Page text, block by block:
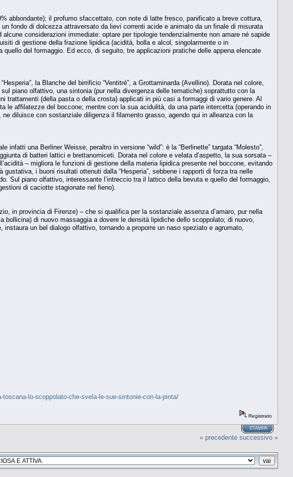
abbondante); il profumo sfaccettato, con note di latte fresco, panificato a breve cottura,
fondo di dolcezza attraversato da lievi correnti acide e animato da un finale di misurata
considerazioni immediate: optare per tipologie tendenzialmente non amare né sapide
di gestione della frazione lipidica (acidità, bolla e alcol, singolarmente o in
del formaggio. Ed ecco, di seguito, tre applicazioni pratiche delle appena elencate
la Blanche del birrificio “Ventitré”, a Grottaminarda (Avellino). Dorata nel colore,
piano olfattivo, una sintonia (pur nella divergenza delle tematiche) soprattutto con la
trattamenti (della pasta o della crosta) applicati in più casi a formaggi di vario genere. Al
affilatezze del boccone; mentre con la sua acidulità, da una parte intercetta (operando in
diluisce con sostanziale diligenza il filamento grasso, agendo qui in alleanza con la
una Berliner Weisse, peraltro in versione “wild”: è la “Berlinette” targata “Molesto”,
di batteri lattici e brettanomiceti. Dorata nel colore e velata d’aspetto, la sua sorsata –
– migliora le funzioni di gestione della materia lipidica presente nel boccone, evitando
i buoni risultati ottenuti dalla “Hesperia”, sebbene i rapporti di forza tra nelle
Sul piano olfattivo, interessante l’intreccio tra il lattico della bevuta e quello del formaggio,
di caciotte stagionate nel fieno).
in provincia di Firenze) – che si qualifica per la sostanziale assenza d’amaro, pur nella
di nuovo massaggia a dovere le densità lipidiche dello scoppolato; di nuovo,
un bel dialogo olfattivo, tornando a proporre un naso speziato e agrumato,
lo-scoppolato-che-svela-le-sue-sintonie-con-la-pinta/
Registrato
STAMPA
« precedente successivo »